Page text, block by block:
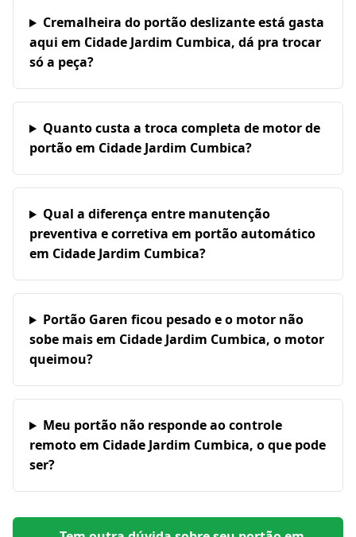
Cremalheira do portão deslizante está gasta
aqui em Cidade Jardim Cumbica, dá pra trocar
só a peça?
Quanto custa a troca completa de motor de
portão em Cidade Jardim Cumbica?
Qual a diferença entre manutenção
preventiva e corretiva em portão automático
em Cidade Jardim Cumbica?
Portão Garen ficou pesado e o motor não
sobe mais em Cidade Jardim Cumbica, o motor
queimou?
Meu portão não responde ao controle
remoto em Cidade Jardim Cumbica, o que pode
ser?